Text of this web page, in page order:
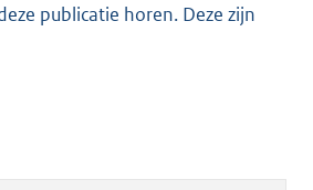
publicatie horen. Deze zijn